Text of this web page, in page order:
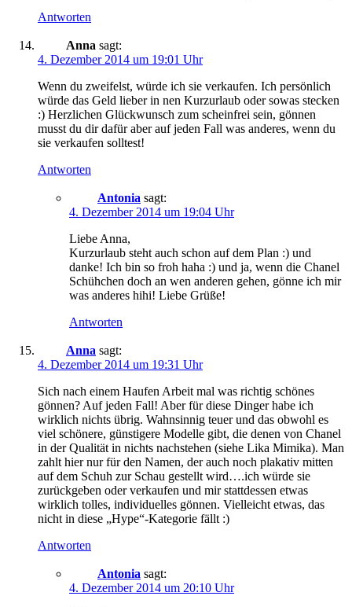
Antworten
Anna sagt:
4. Dezember 2014 um 19:01 Uhr
Wenn du zweifelst, würde ich sie verkaufen. Ich persönlich
würde das Geld lieber in nen Kurzurlaub oder sowas stecken
:) Herzlichen Glückwunsch zum scheinfrei sein, gönnen
musst du dir dafür aber auf jeden Fall was anderes, wenn du
sie verkaufen solltest!
Antworten
Antonia sagt:
4. Dezember 2014 um 19:04 Uhr
Liebe Anna,
Kurzurlaub steht auch schon auf dem Plan :) und
danke! Ich bin so froh haha :) und ja, wenn die Chanel
Schühchen doch an wen anderen gehen, gönne ich mir
was anderes hihi! Liebe Grüße!
Antworten
Anna sagt:
4. Dezember 2014 um 19:31 Uhr
Sich nach einem Haufen Arbeit mal was richtig schönes
gönnen? Auf jeden Fall! Aber für diese Dinger habe ich
wirklich nichts übrig. Wahnsinnig teuer und das obwohl es
viel schönere, günstigere Modelle gibt, die denen von Chanel
in der Qualität in nichts nachstehen (siehe Lika Mimika). Man
zahlt hier nur für den Namen, der auch noch plakativ mitten
auf dem Schuh zur Schau gestellt wird….ich würde sie
zurückgeben oder verkaufen und mir stattdessen etwas
wirklich tolles, individuelles gönnen. Vielleicht etwas, das
nicht in diese „Hype“-Kategorie fällt :)
Antworten
Antonia sagt:
4. Dezember 2014 um 20:10 Uhr